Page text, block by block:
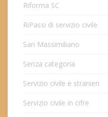
Riforma SC
RiPassi di servizio civile
San Massimiliano
Senza categoria
Servizio civile e stranieri
Servizio civile in cifre